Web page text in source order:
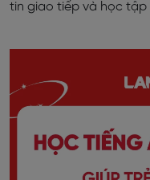
tin giao tiếp và học tập